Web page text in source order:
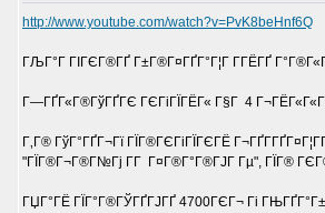
http://www.youtube.com/watch?v=PvK8beHnf6Q
ГЉГ°Г ГІГЄГ®ГҐ Г±Г®Г¤ГҐГ°Г¦Г Г­ГЁГҐ
Г—ГҐГ«Г®ГўГҐГЄ ГЄГіГЇГЁГ« Г§Г 4
Г‚Г® ГўГ°ГҐГ¬Гї ГЇГ®ГЄГіГЇГЄГЁ
"ГЇГ®Г¬Г®Г№Гј Г­Г Г¤Г®Г°Г®ГЈГ Гµ", ГЇГ®
ГЏГ°ГЁ ГЇГ°Г®ГЎГҐГЈГҐ 4700ГЄГ¬ Гі